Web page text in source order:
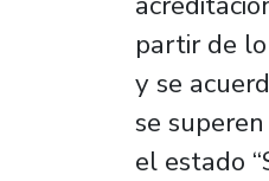
partir de
y se
se
el estado